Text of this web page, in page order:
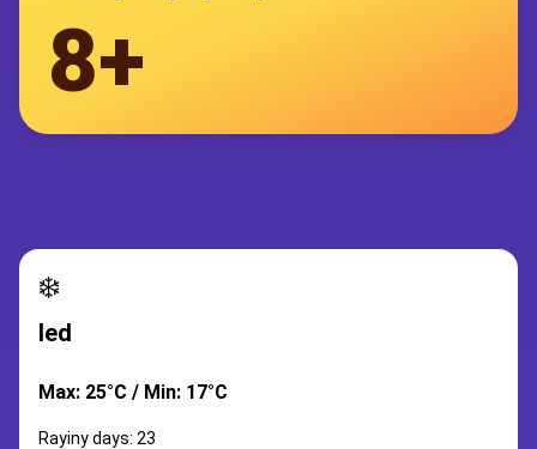
8+
❄️
led
Max: 25°C / Min: 17°C
Rayiny days: 23